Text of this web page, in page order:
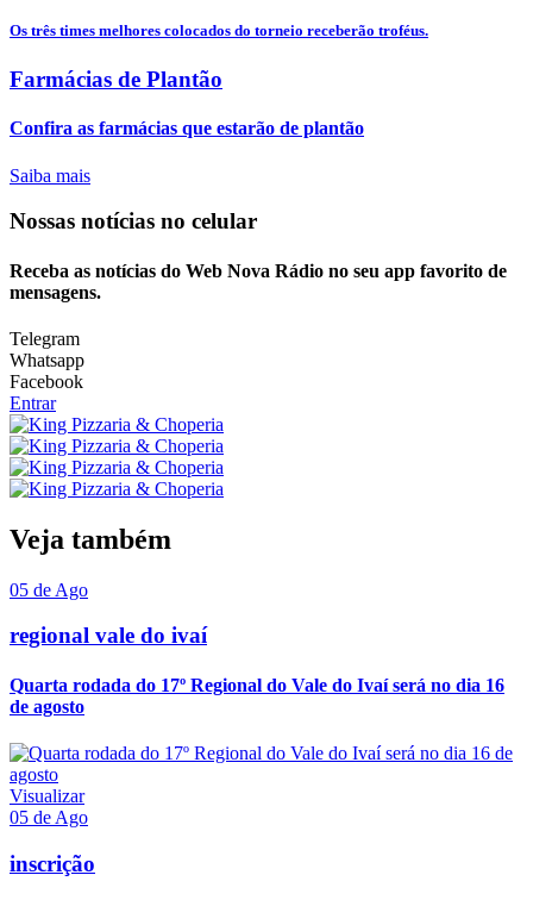
Os três times melhores colocados do torneio receberão troféus.
Farmácias de Plantão
Confira as farmácias que estarão de plantão
Saiba mais
Nossas notícias no celular
Receba as notícias do Web Nova Rádio no seu app favorito de
mensagens.
Telegram
Whatsapp
Facebook
Entrar
Veja também
05 de Ago
regional vale do ivaí
Quarta rodada do 17º Regional do Vale do Ivaí será no dia 16
de agosto
Visualizar
05 de Ago
inscrição